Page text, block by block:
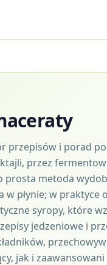
przepisów i porad
przez
metoda
w płynie; w
syropy, które
jedzeniowe i
jak i